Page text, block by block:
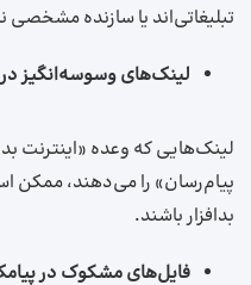
تبلیغاتی‌اند یا سازنده‌ مشخصی
لینک‌های وسوسه‌انگیز در
لینک‌هایی که وعده‌ «اینترنت
پیام‌رسان» را می‌دهند، ممکن
بدافزار باشند.
فایل‌های مشکوک در